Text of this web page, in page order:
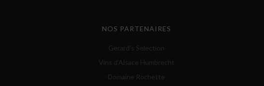
NOS PARTENAIRES
Gerard's Selection
Vins d'Alsace Humbrecht
Domaine Rochette